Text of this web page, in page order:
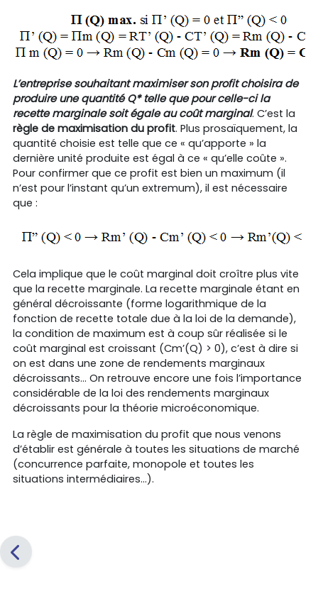
L’entreprise souhaitant maximiser son profit choisira de
produire une quantité Q* telle que pour celle-ci la
recette marginale soit égale au coût marginal. C’est la
règle de maximisation du profit. Plus prosaïquement, la
quantité choisie est telle que ce « qu’apporte » la
dernière unité produite est égal à ce « qu’elle coûte ».
Pour confirmer que ce profit est bien un maximum (il
n’est pour l’instant qu’un extremum), il est nécessaire
que :
Cela implique que le coût marginal doit croître plus vite
que la recette marginale. La recette marginale étant en
général décroissante (forme logarithmique de la
fonction de recette totale due à la loi de la demande),
la condition de maximum est à coup sûr réalisée si le
coût marginal est croissant (Cm’(Q) > 0), c’est à dire si
on est dans une zone de rendements marginaux
décroissants... On retrouve encore une fois l’importance
considérable de la loi des rendements marginaux
décroissants pour la théorie microéconomique.
La règle de maximisation du profit que nous venons
d’établir est générale à toutes les situations de marché
(concurrence parfaite, monopole et toutes les
situations intermédiaires...).